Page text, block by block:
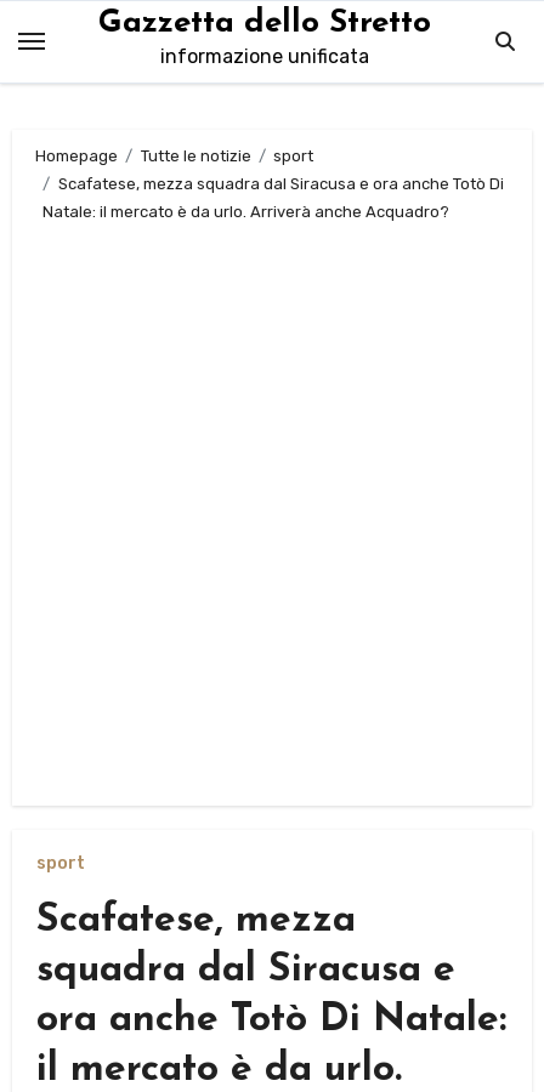
contenuto
Gazzetta dello Stretto
informazione unificata
Homepage Tutte le notizie
sport
Scafatese, mezza squadra dal Siracusa e ora anche Totò Di
Natale: il mercato è da urlo. Arriverà anche Acquadro?
sport
Scafatese, mezza
squadra dal Siracusa e
ora anche Totò Di Natale:
il mercato è da urlo.